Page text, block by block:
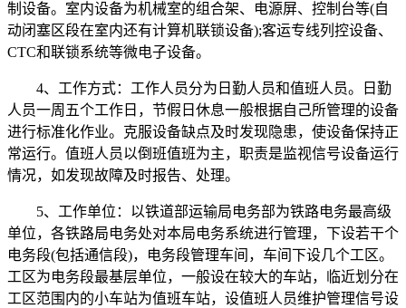
制设备。室内设备为机械室的组合架、电源屏、控制台等(自
动闭塞区段在室内还有计算机联锁设备);客运专线列控设备、
CTC和联锁系统等微电子设备。
4、工作方式：工作人员分为日勤人员和值班人员。日勤
人员一周五个工作日，节假日休息一般根据自己所管理的设备
进行标准化作业。克服设备缺点及时发现隐患，使设备保持正
常运行。值班人员以倒班值班为主，职责是监视信号设备运行
情况，如发现故障及时报告、处理。
5、工作单位：以铁道部运输局电务部为铁路电务最高级
单位，各铁路局电务处对本局电务系统进行管理，下设若干个
电务段(包括通信段)，电务段管理车间，车间下设几个工区。
工区为电务段最基层单位，一般设在较大的车站，临近划分在
工区范围内的小车站为值班车站，设值班人员维护管理信号设